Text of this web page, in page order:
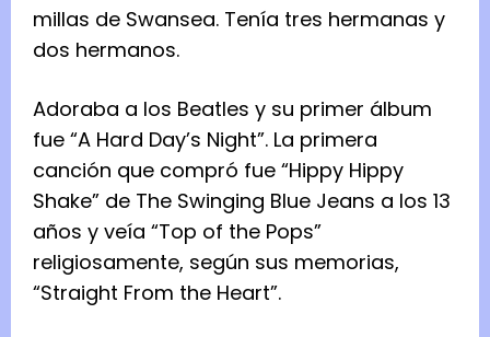
millas de Swansea. Tenía tres hermanas y
dos hermanos.
Adoraba a los Beatles y su primer álbum
fue “A Hard Day’s Night”. La primera
canción que compró fue “Hippy Hippy
Shake” de The Swinging Blue Jeans a los 13
años y veía “Top of the Pops”
religiosamente, según sus memorias,
“Straight From the Heart”.